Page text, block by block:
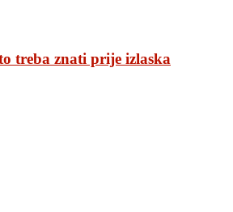
treba znati prije izlaska